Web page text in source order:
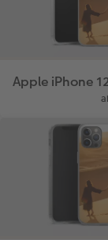
Apple iPhone